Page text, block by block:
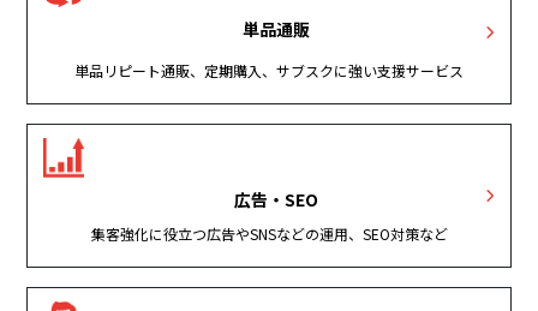
単品通販
単品リピート通販、定期購入、サブスクに強い支援サービス
広告・SEO
集客強化に役立つ広告やSNSなどの運用、SEO対策など